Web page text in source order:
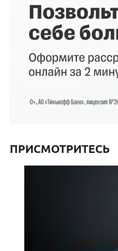
ПРИСМОТРИТЕСЬ